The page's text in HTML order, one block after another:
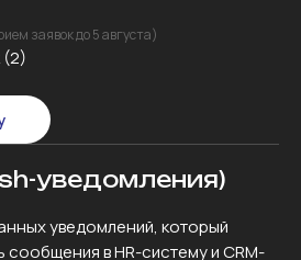
заявок до 5 августа)
(2)
уведомления)
уведомлений, который
сообщения в HR-систему и CRM-